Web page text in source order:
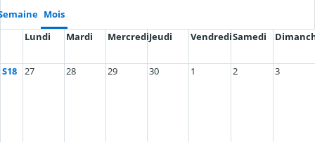
Mois
Lundi
Mardi MercrediJeudi VendrediSamedi
S18 27 28 29 30 1 2 3